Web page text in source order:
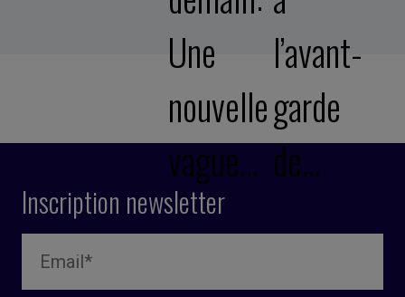
Une
nouvelle
vague…
l’avant-
garde
de…
Inscription newsletter